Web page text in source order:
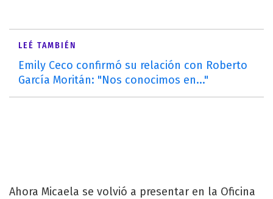
LEÉ TAMBIÉN
Emily Ceco confirmó su relación con Roberto
García Moritán: "Nos conocimos en..."
Ahora Micaela se volvió a presentar en la Oficina